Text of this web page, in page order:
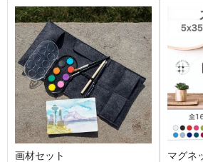
画材セット
マグネ